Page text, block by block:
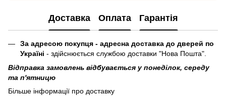
Доставка Оплата Гарантія
За адресою покупця - адресна доставка до дверей по
Україні - здійснюється службою доставки "Нова Пошта".
Відправка замовлень відбувається у понеділок, середу
та п'ятницю
Більше інформації про доставку